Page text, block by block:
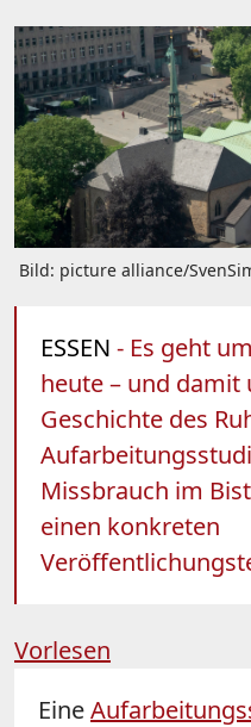
Bild: picture alliance/
ESSEN - Es geht
heute – und damit
Geschichte des
Missbrauch im
einen konkreten
Vorlesen
Eine